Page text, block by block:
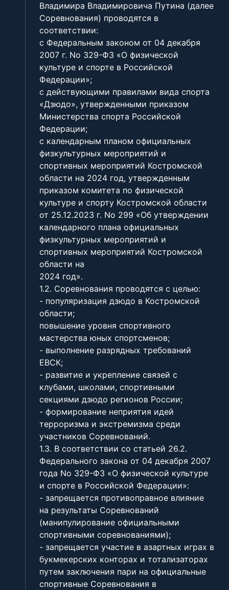
Владимира Владимировича Путина (далее
Соревнования) проводятся в
соответствии:
с Федеральным законом от 04 декабря
2007 г. No 329-ФЗ «О физической
культуре и спорте в Российской
Федерации»;
с действующими правилами вида спорта
«Дзюдо», утвержденными приказом
Министерства спорта Российской
Федерации;
с календарным планом официальных
физкультурных мероприятий и
спортивных мероприятий Костромской
области на 2024 год, утвержденным
приказом комитета по физической
культуре и спорту Костромской области
от 25.12.2023 г. No 299 «Об утверждении
календарного плана официальных
физкультурных мероприятий и
спортивных мероприятий Костромской
области на
2024 год».
1.2. Соревнования проводятся с целью:
- популяризация дзюдо в Костромской
области;
повышение уровня спортивного
мастерства юных спортсменов;
- выполнение разрядных требований
ЕВСК;
- развитие и укрепление связей с
клубами, школами, спортивными
секциями дзюдо регионов России;
- формирование неприятия идей
терроризма и экстремизма среди
участников Соревнований.
1.3. В соответствии со статьей 26.2.
Федерального закона от 04 декабря 2007
года No 329-ФЗ «О физической культуре
и спорте в Российской Федерации»:
- запрещается противоправное влияние
на результаты Соревнований
(манипулирование официальными
спортивными соревнованиями);
- запрещается участие в азартных играх в
букмекерских конторах и тотализаторах
путем заключения пари на официальные
спортивные Соревнования в